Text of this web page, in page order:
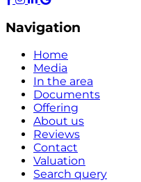
Navigation
Home
Media
In the area
Documents
Offering
About us
Reviews
Contact
Valuation
Search query